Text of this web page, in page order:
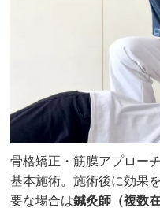
骨格矯正・筋膜アプロー
基本施術。施術後に効果
要な場合は鍼灸師（複数